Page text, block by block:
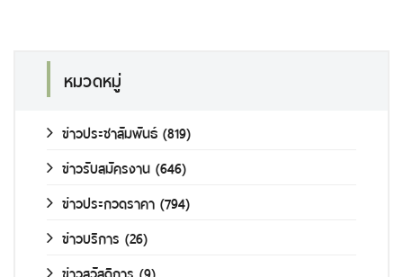
หมวดหมู่
ข่าวประชาสัมพันธ์ (819)
ข่าวรับสมัครงาน (646)
ข่าวประกวดราคา (794)
ข่าวบริการ (26)
ข่าวสวัสดิการ (9)